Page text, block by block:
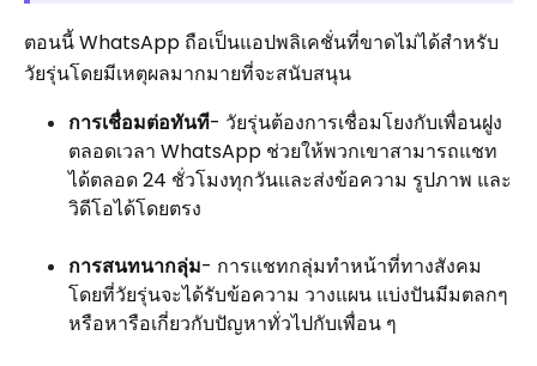
ตอนนี้ WhatsApp ถือเป็นแอปพลิเคชั่นที่ขาดไม่ได้สำหรับ
วัยรุ่นโดยมีเหตุผลมากมายที่จะสนับสนุน
การเชื่อมต่อทันที- วัยรุ่นต้องการเชื่อมโยงกับเพื่อนฝูง
ตลอดเวลา WhatsApp ช่วยให้พวกเขาสามารถแชท
ได้ตลอด 24 ชั่วโมงทุกวันและส่งข้อความ รูปภาพ และ
วิดีโอได้โดยตรง
การสนทนากลุ่ม- การแชทกลุ่มทำหน้าที่ทางสังคม
โดยที่วัยรุ่นจะได้รับข้อความ วางแผน แบ่งปันมีมตลกๆ
หรือหารือเกี่ยวกับปัญหาทั่วไปกับเพื่อน ๆ